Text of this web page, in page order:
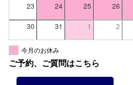
23 24 25 26
30 31 1 2
今月のお休み
ご予約、ご質問はこちら